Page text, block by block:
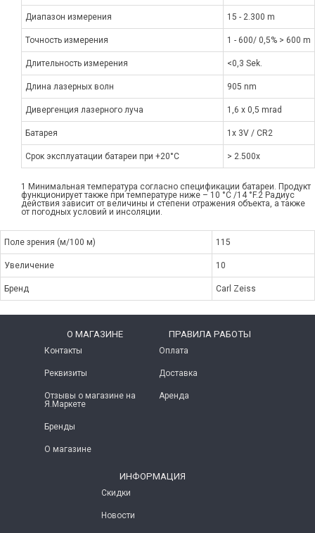
Диапазон измерения 15 - 2.300 m
Точность измерения 1 - 600/ 0,5% > 600 m
Длительность измерения <0,3 Sek.
Длина лазерных волн 905 nm
Дивергенция лазерного луча 1,6 x 0,5 mrad
Батарея 1x 3V / CR2
Срок эксплуатации батареи при +20°C > 2.500x
1 Минимальная температура согласно спецификации батареи. Продукт
функционирует также при температуре ниже – 10 °C /14 °F.2 Радиус
действия зависит от величины и степени отражения объекта, а также
от погодных условий и инсоляции.
Поле зрения (м/100 м) 115
Увеличение 10
Бренд Carl Zeiss
O МАГАЗИНЕ
Контакты
Реквизиты
Отзывы о магазине на
Я.Маркете
Бренды
О магазине
ПРАВИЛА РАБОТЫ
Оплата
Доставка
Аренда
ИНФОРМАЦИЯ
Скидки
Новости